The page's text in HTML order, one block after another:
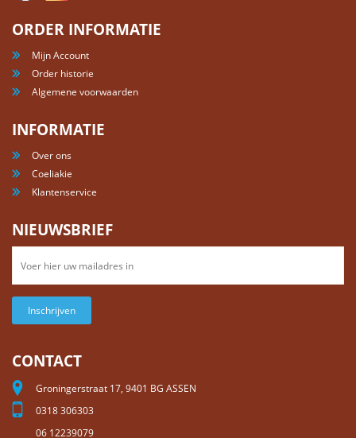
ORDER INFORMATIE
Mijn Account
Order historie
Algemene voorwaarden
INFORMATIE
Over ons
Coeliakie
Klantenservice
NIEUWSBRIEF
Inschrijven
CONTACT
Groningerstraat 17, 9401 BG ASSEN
0318 306303
06 12239079